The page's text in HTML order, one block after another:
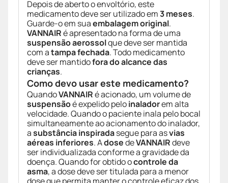
Depois de aberto o envoltório, este
medicamento deve ser utilizado em3 meses.
Guarde-o em suaembalagem original.
VANNAIRé apresentado na forma de uma
suspensão aerossolque deve ser mantida
com atampa fechada. Todo medicamento
deve ser mantidofora do alcance das
crianças.
Como devo usar este medicamento?
QuandoVANNAIRé acionado, um volume de
suspensãoé expelido peloinaladorem alta
velocidade. Quando o paciente inala pelo bocal
simultaneamente ao acionamento do inalador,
asubstância inspiradasegue para asvias
aéreas inferiores. AdosedeVANNAIRdeve
ser individualizada conforme a gravidade da
doença. Quando for obtido ocontrole da
asma, a dose deve ser titulada para a menor